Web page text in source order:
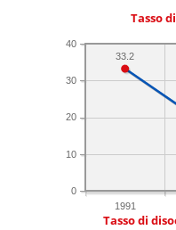
Tasso
1991
0
10
20
30
40
33.2
Tasso di